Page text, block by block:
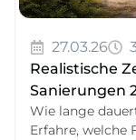
27.03.26
Realistische
Sanierungen
Wie lange
Erfahre, welche